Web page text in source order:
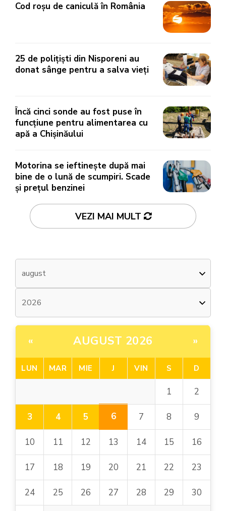
Cod roșu de caniculă în România
25 de polițiști din Nisporeni au
donat sânge pentru a salva vieți
Încă cinci sonde au fost puse în
funcțiune pentru alimentarea cu
apă a Chișinăului
Motorina se ieftinește după mai
bine de o lună de scumpiri. Scade
și prețul benzinei
VEZI MAI MULT
« AUGUST 2026 »
LUN MAR MIE J VIN S D
1 2
3 4 5 6 7 8 9
10 11 12 13 14 15 16
17 18 19 20 21 22 23
24 25 26 27 28 29 30